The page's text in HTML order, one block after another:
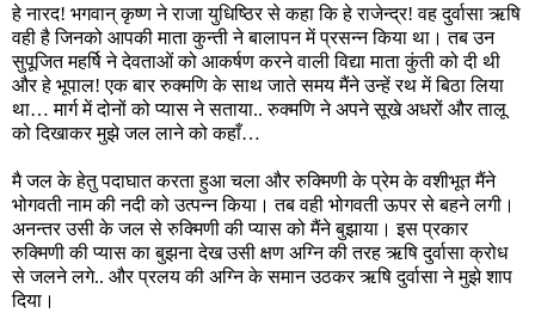
हे नारद! भगवान्‌ कृष्ण ने राजा युधिष्ठिर से कहा कि हे राजेन्द्र! वह दुर्वासा ऋषि
वही है जिनको आपकी माता कुन्ती ने बालापन में प्रसन्न किया था। तब उन
सुपूजित महर्षि ने देवताओं को आकर्षण करने वाली विद्या माता कुंती को दी थी
और हे भूपाल! एक बार रुक्मणि के साथ जाते समय मैंने उन्हें रथ में बिठा लिया
था… मार्ग में दोनों को प्यास ने सताया.. रुक्मणि ने अपने सूखे अधरों और तालू
को दिखाकर मुझे जल लाने को कहाँ…
मै जल के हेतु पदाघात करता हुआ चला और रुक्मिणी के प्रेम के वशीभूत मैंने
भोगवती नाम की नदी को उत्पन्न किया। तब वही भोगवती ऊपर से बहने लगी।
अनन्तर उसी के जल से रुक्मिणी की प्यास को मैंने बुझाया। इस प्रकार
रुक्मिणी की प्यास का बुझना देख उसी क्षण अग्नि की तरह ऋषि दुर्वासा क्रोध
से जलने लगे.. और प्रलय की अग्नि के समान उठकर ऋषि दुर्वासा ने मुझे शाप
दिया।